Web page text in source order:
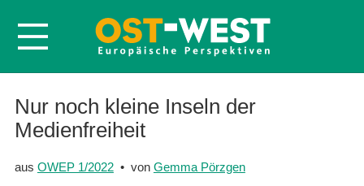
Startseite
Über OWEP
Nur noch kleine Inseln der
Medienfreiheit
aus OWEP 1/2022• von Gemma Pörzgen